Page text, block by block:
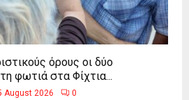
όρους οι δύο
φωτιά στα Φίχτια...
August 2026 0